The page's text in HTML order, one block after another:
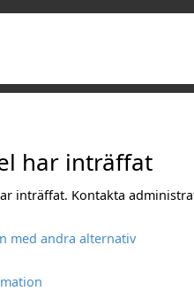
har inträffat
inträffat. Kontakta
med andra alternativ